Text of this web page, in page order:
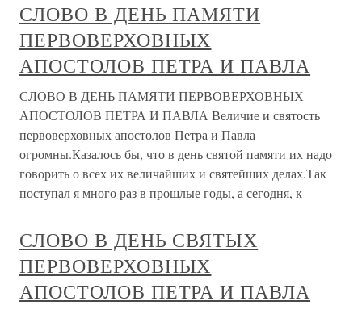
СЛОВО В ДЕНЬ ПАМЯТИ
ПЕРВОВЕРХОВНЫХ
АПОСТОЛОВ ПЕТРА И ПАВЛА
СЛОВО В ДЕНЬ ПАМЯТИ ПЕРВОВЕРХОВНЫХ
АПОСТОЛОВ ПЕТРА И ПАВЛА Величие и святость
первоверховных апостолов Петра и Павла
огромны.Казалось бы, что в день святой памяти их надо
говорить о всех их величайших и святейших делах.Так
поступал я много раз в прошлые годы, а сегодня, к
СЛОВО В ДЕНЬ СВЯТЫХ
ПЕРВОВЕРХОВНЫХ
АПОСТОЛОВ ПЕТРА И ПАВЛА